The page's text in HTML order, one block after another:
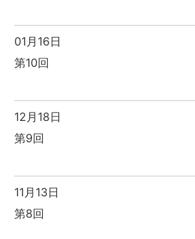
01月16日
第10回
12月18日
第9回
11月13日
第8回